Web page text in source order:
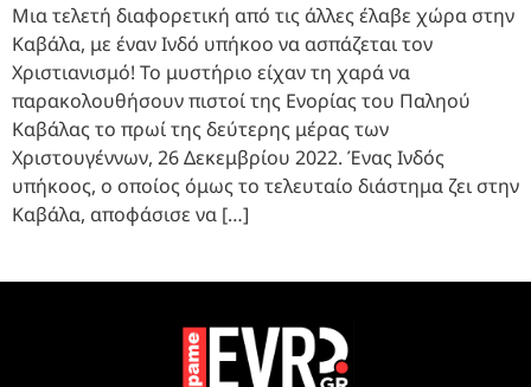
Μια τελετή διαφορετική από τις άλλες έλαβε χώρα στην
Καβάλα, με έναν Ινδό υπήκοο να ασπάζεται τον
Χριστιανισμό! Το μυστήριο είχαν τη χαρά να
παρακολουθήσουν πιστοί της Ενορίας του Παληού
Καβάλας το πρωί της δεύτερης μέρας των
Χριστουγέννων, 26 Δεκεμβρίου 2022. Ένας Ινδός
υπήκοος, ο οποίος όμως το τελευταίο διάστημα ζει στην
Καβάλα, αποφάσισε να […]